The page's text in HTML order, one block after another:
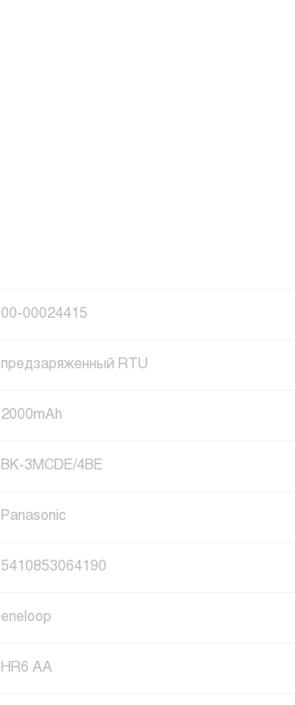
00-00024415
предзаряженный RTU
2000mAh
BK-3MCDE/4BE
Panasonic
5410853064190
eneloop
HR6 AA